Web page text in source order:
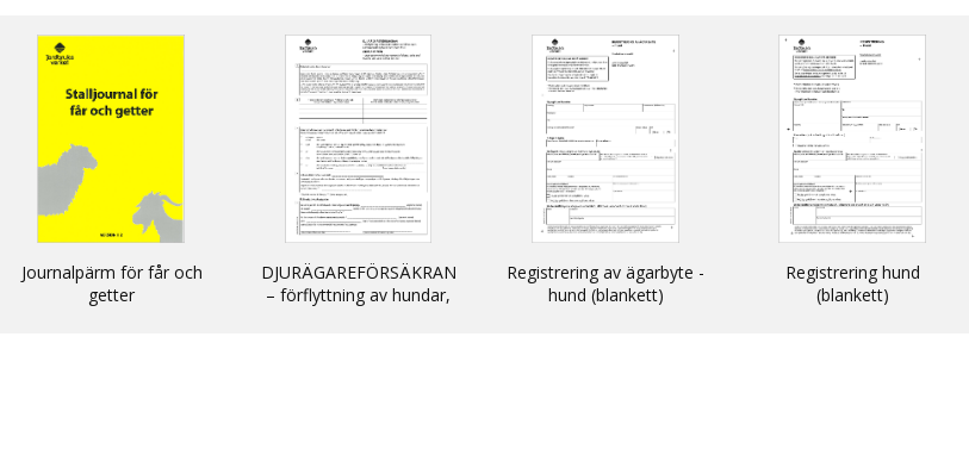
Journalpärm för får och
getter
DJURÄGAREFÖRSÄKRAN
– förflyttning av hundar,
Registrering av ägarbyte -
hund (blankett)
Registrering hund
(blankett)